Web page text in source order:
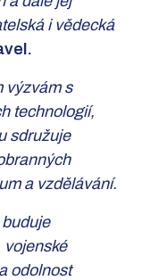
i vědecká
výzvám s
technologií,
sdružuje
a vzdělávání.
vojenské
odolnost